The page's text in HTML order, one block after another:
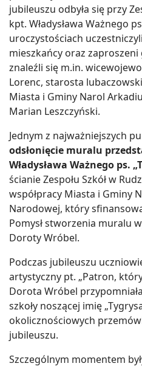
jubileuszu odbyła się przy
kpt. Władysława Ważnego
uroczystościach
mieszkańcy oraz
znaleźli się m.in.
Lorenc, starosta
Miasta i Gminy Narol
Marian Leszczyński.
Jednym z najważniejszych
odsłonięcie muralu
Władysława Ważnego ps.
ścianie Zespołu Szkół w
współpracy Miasta i Gminy
Narodowej, który
Pomysł stworzenia muralu
Doroty Wróbel.
Podczas jubileuszu
artystyczny pt. „Patron,
Dorota Wróbel
szkoły noszącej imię
okolicznościowych
jubileuszu.
Szczególnym momentem